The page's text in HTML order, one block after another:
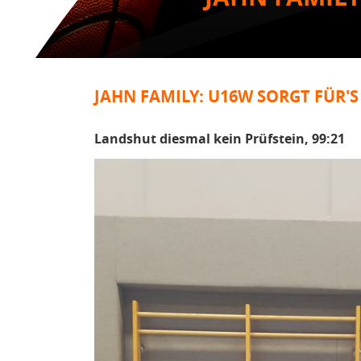
JAHN FAMILY: U16W SORGT
Landshut diesmal kein Prüfstein, 99:21